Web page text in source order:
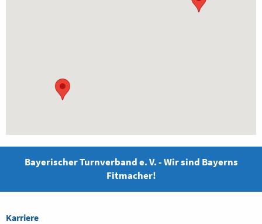
Bayerischer Turnverband e. V. - Wir sind Bayerns
Fitmacher!
Karriere